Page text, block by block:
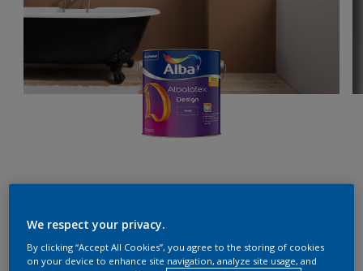
Castor Suave - 90YR 36/203
Cambiar de color
We respect your privacy.
By clicking “Accept All Cookies”, you agree to the storing of cookies
on your device to enhance site navigation, analyze site usage, and